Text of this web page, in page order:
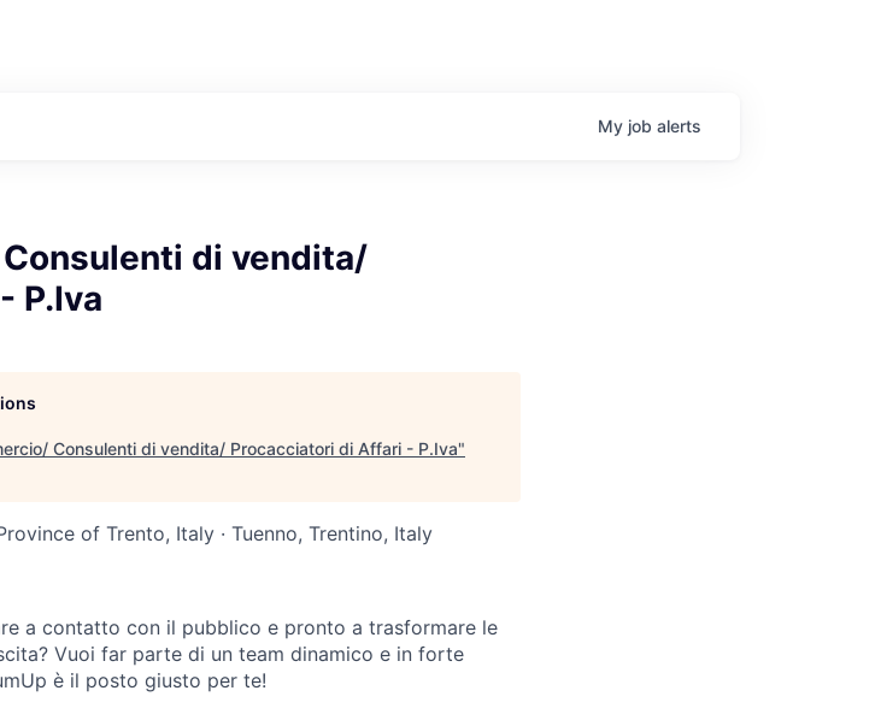
My job alerts
di vendita/
P.Iva
Consulenti di vendita/ Procacciatori di Affari - P.Iva"
of Trento, Italy · Tuenno, Trentino, Italy
a contatto con il pubblico e pronto a trasformare le
Vuoi far parte di un team dinamico e in forte
è il posto giusto per te!